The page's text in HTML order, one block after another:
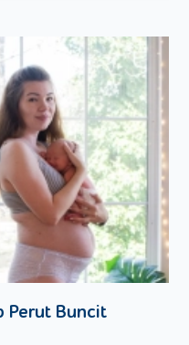
Perut Buncit